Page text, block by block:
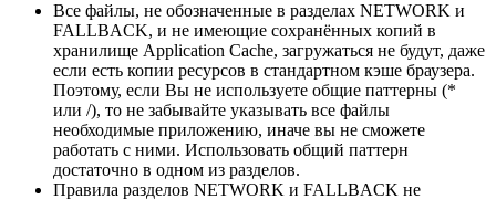
Все файлы, не обозначенные в разделах NETWORK и
FALLBACK, и не имеющие сохранённых копий в
хранилище Application Cache, загружаться не будут, даже
если есть копии ресурсов в стандартном кэше браузера.
Поэтому, если Вы не используете общие паттерны (*
или /), то не забывайте указывать все файлы
необходимые приложению, иначе вы не сможете
работать с ними. Использовать общий паттерн
достаточно в одном из разделов.
Правила разделов NETWORK и FALLBACK не